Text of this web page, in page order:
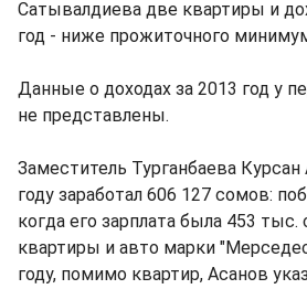
Сатывалдиева две квартиры и
год - ниже прожиточного
Данные о доходах за 2013 год у
не представлены.
Заместитель Турганбаева
году заработал 606 127 сомов:
когда его зарплата была 453
квартиры и авто марки
году, помимо квартир, Асанов